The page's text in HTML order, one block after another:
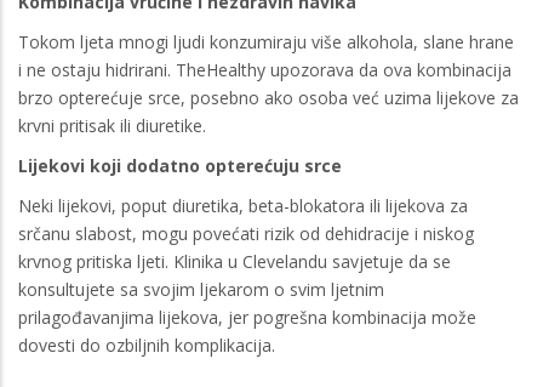
Tokom ljeta mnogi ljudi konzumiraju više alkohola, slane hrane
i ne ostaju hidrirani. TheHealthy upozorava da ova kombinacija
brzo opterećuje srce, posebno ako osoba već uzima lijekove za
krvni pritisak ili diuretike.
Lijekovi koji dodatno opterećuju srce
Neki lijekovi, poput diuretika, beta-blokatora ili lijekova za
srčanu slabost, mogu povećati rizik od dehidracije i niskog
krvnog pritiska ljeti. Klinika u Clevelandu savjetuje da se
konsultujete sa svojim ljekarom o svim ljetnim
prilagođavanjima lijekova, jer pogrešna kombinacija može
dovesti do ozbiljnih komplikacija.